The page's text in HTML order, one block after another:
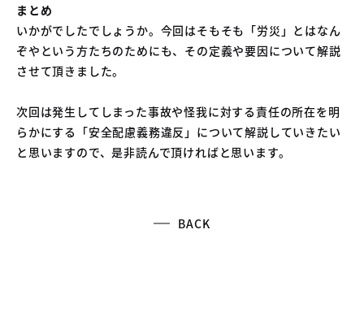
まとめ
いかがでしたでしょうか。今回はそもそも「労災」とはなん
ぞやという方たちのためにも、その定義や要因について解説
させて頂きました。
次回は発生してしまった事故や怪我に対する責任の所在を明
らかにする「安全配慮義務違反」について解説していきたい
と思いますので、是非読んで頂ければと思います。
BACK